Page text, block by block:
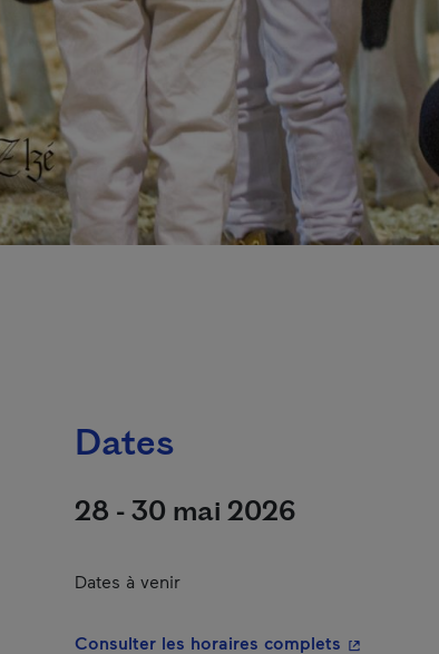
Dates
28 - 30 mai 2026
Dates à venir
Consulter les horaires complets - Cet